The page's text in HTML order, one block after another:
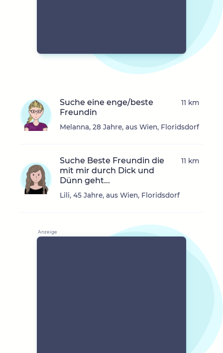
Suche eine enge/beste
Freundin
Melanna, 28 Jahre, aus Wien, Floridsdorf
11 km
Suche Beste Freundin die
mit mir durch Dick und
Dünn geht...
Lili, 45 Jahre, aus Wien, Floridsdorf
11 km